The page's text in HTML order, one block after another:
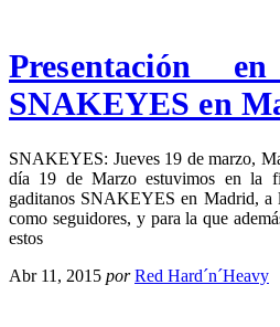
Presentación
SNAKEYES en
SNAKEYES: Jueves 19 de marzo,
día 19 de Marzo estuvimos en la
gaditanos SNAKEYES en Madrid, a
como seguidores, y para la que
estos
Abr 11, 2015 por Red Hard´n´Heavy